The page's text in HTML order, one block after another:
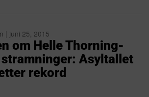
| juni 25, 2015
om Helle Thorning-
Asyltallet
rekord